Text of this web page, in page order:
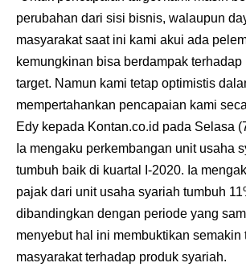
perubahan dari sisi bisnis, walaupun
masyarakat saat ini kami akui ada
kemungkinan bisa berdampak terhadap
target. Namun kami tetap optimistis
mempertahankan pencapaian kami
Edy kepada Kontan.co.id pada Selasa
Ia mengaku perkembangan unit usaha
tumbuh baik di kuartal I-2020. Ia
pajak dari unit usaha syariah tumbuh
dibandingkan dengan periode yang
menyebut hal ini membuktikan semakin
masyarakat terhadap produk syariah.